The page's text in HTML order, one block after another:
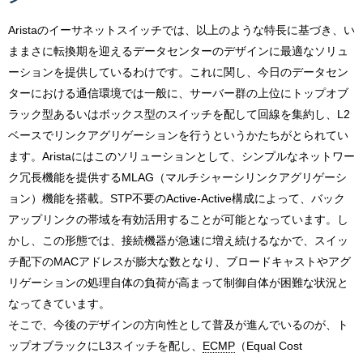
Aristaのイーサネットスイッチでは、以上のような特長に基づき、い
ままさに転換期を迎えるデータセンターのデザインに最適なソリュ
ーションを提供しているわけです。これに関し、今日のデータセン
ターにおける通信環境では一般に、サーバー群の上位にトップオブ
ラック型あるいはボックス型のスイッチを配して回線を集約し、L2
ベースでリンクアグリゲーションを行うというかたちがとられてい
ます。Aristaにはこのソリューションとして、シンプルなネットワー
ク冗長機能を提供するMLAG（マルチシャーシリンクアグリゲーシ
ョン）機能を搭載。STP不要のActive-Active構成によって、バック
アップリンクの帯域を有効活用することが可能となっています。し
かし、この形態では、接続機器が急速に増え続けるなかで、スイッ
チ配下のMACアドレスが膨大な数となり、ブロードキャストやアグ
リゲーションの処理自体の負荷が高まって制御自体が困難な状況と
なってきています。
そこで、今後のデザインの方向性として普及が進んでいるのが、ト
ップオブラックにL3スイッチを配し、 ECMP （Equal Cost